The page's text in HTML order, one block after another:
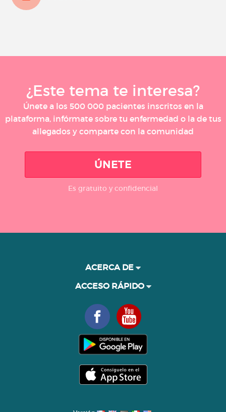
¿Este tema te interesa?
Únete a los 500 000 pacientes inscritos en la
plataforma, infórmate sobre tu enfermedad o la de tus
allegados y comparte con la comunidad
ÚNETE
Es gratuito y confidencial
ACERCA DE
ACCESO RÁPIDO